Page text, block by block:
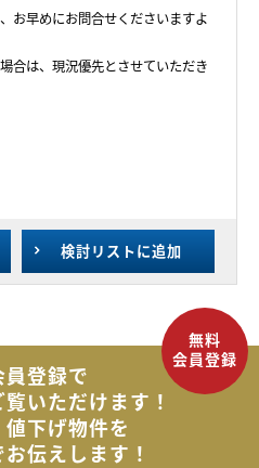
検討リストに追加
お早めにお問合せくださいますよ
合は、現況優先とさせていただき
登録で
覧いただけます！
下げ物件を
伝えします！